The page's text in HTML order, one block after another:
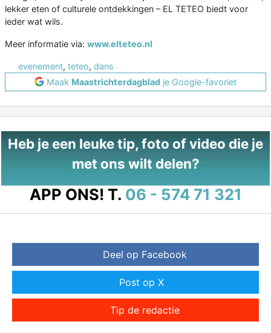
lekker eten of culturele ontdekkingen – EL TETEO biedt voor
ieder wat wils.
Meer informatie via: www.elteteo.nl
evenement, teteo, dans
Maak Maastrichterdagblad je Google-favoriet
Heb je een leuke tip, foto of video die je
met ons wilt delen?
APP ONS! T. 06 - 574 71 321
Deel op Facebook
Post op X
Tip de redactie